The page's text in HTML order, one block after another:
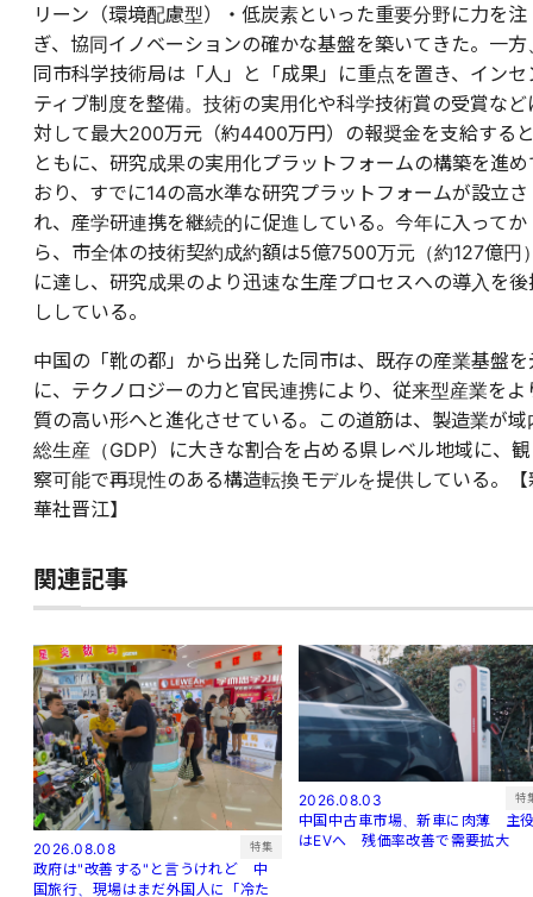
リーン（環境配慮型）・低炭素といった重要分野に力を注
ぎ、協同イノベーションの確かな基盤を築いてきた。一方
同市科学技術局は「人」と「成果」に重点を置き、インセ
ティブ制度を整備。技術の実用化や科学技術賞の受賞など
対して最大200万元（約4400万円）の報奨金を支給する
ともに、研究成果の実用化プラットフォームの構築を進め
おり、すでに14の高水準な研究プラットフォームが設立さ
れ、産学研連携を継続的に促進している。今年に入ってか
ら、市全体の技術契約成約額は5億7500万元（約127億円
に達し、研究成果のより迅速な生産プロセスへの導入を後
ししている。
中国の「靴の都」から出発した同市は、既存の産業基盤を
に、テクノロジーの力と官民連携により、従来型産業をよ
質の高い形へと進化させている。この道筋は、製造業が域
総生産（GDP）に大きな割合を占める県レベル地域に、観
察可能で再現性のある構造転換モデルを提供している。【
華社晋江】
関連記事
2026.08.08 特集
政府は"改善する"と言うけれど 中
国旅行、現場はまだ外国人に「冷た
2026.08.03 特
中国中古車市場、新車に肉薄 主
はEVへ 残価率改善で需要拡大